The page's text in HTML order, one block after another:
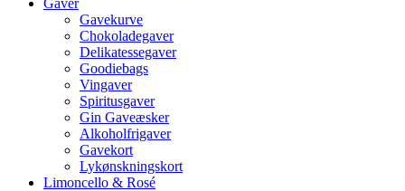
Gaver
Gavekurve
Chokoladegaver
Delikatessegaver
Goodiebags
Vingaver
Spiritusgaver
Gin Gaveæsker
Alkoholfrigaver
Gavekort
Lykønskningskort
Limoncello & Rosé